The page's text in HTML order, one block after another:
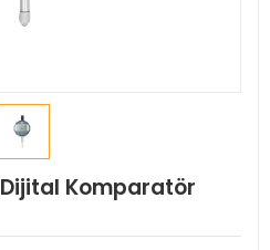
Komparatör